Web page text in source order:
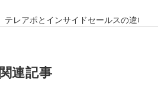
テレアポとインサイドセールスの違い
関連記事